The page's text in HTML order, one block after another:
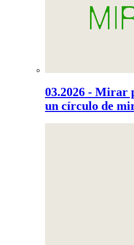
03.2026 - Mirar
un círculo de